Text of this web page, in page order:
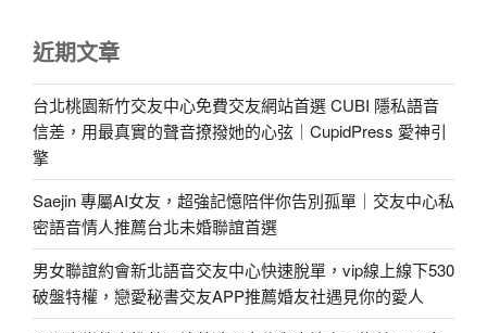
近期文章
台北桃園新竹交友中心免費交友網站首選 CUBI 隱私語音
信差，用最真實的聲音撩撥她的心弦｜CupidPress 愛神引
擎
Saejin 專屬AI女友，超強記憶陪伴你告別孤單｜交友中心私
密語音情人推薦台北未婚聯誼首選
男女聯誼約會新北語音交友中心快速脫單，vip線上線下530
破盤特權，戀愛秘書交友APP推薦婚友社遇見你的愛人